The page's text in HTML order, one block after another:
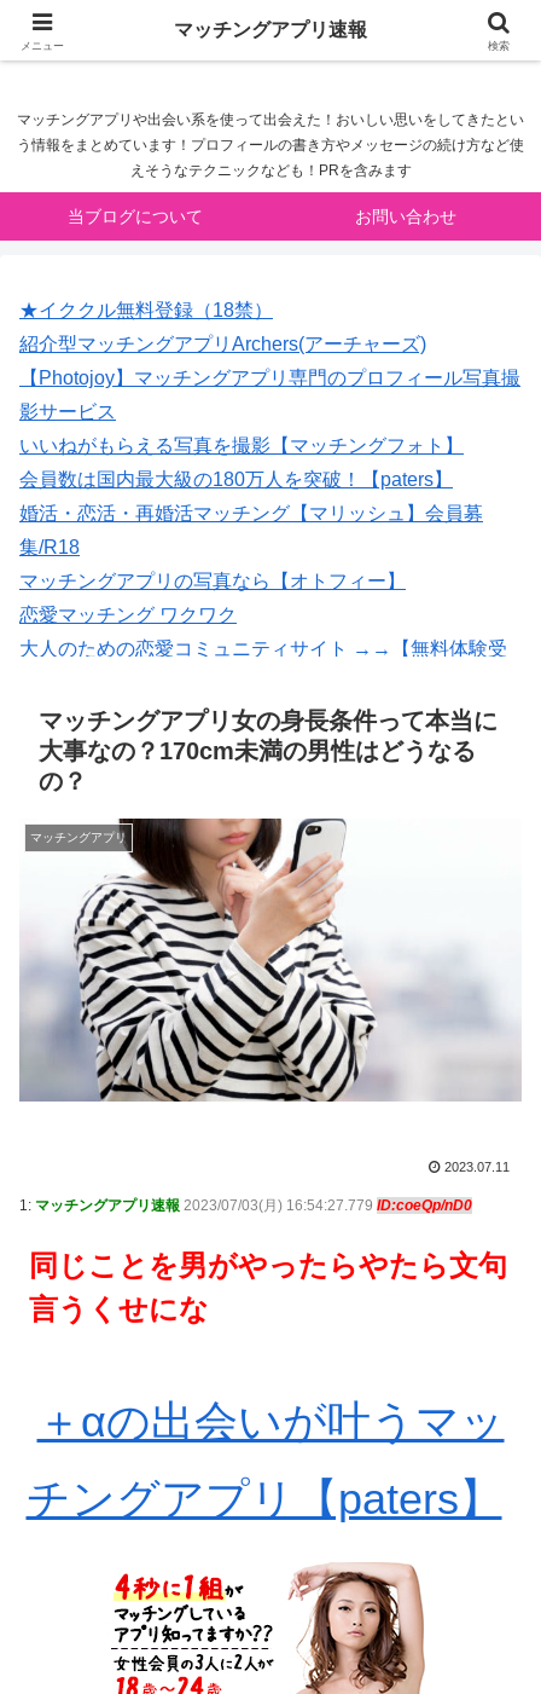
マッチングアプリ速報
マッチングアプリや出会い系を使って出会えた！おいしい思いをしてきたとい
う情報をまとめています！プロフィールの書き方やメッセージの続け方など使
えそうなテクニックなども！PRを含みます
当ブログについて お問い合わせ
★イククル無料登録（18禁）
紹介型マッチングアプリArchers(アーチャーズ)
【Photojoy】マッチングアプリ専門のプロフィール写真撮
影サービス
いいねがもらえる写真を撮影【マッチングフォト】
会員数は国内最大級の180万人を突破！【paters】
婚活・恋活・再婚活マッチング【マリッシュ】会員募
集/R18
マッチングアプリの写真なら【オトフィー】
恋愛マッチング ワクワク
大人のための恋愛コミュニティサイト →→【無料体験受
出会いマッチングサイトPCMAX(18禁)
マッチングアプリ女の身長条件って本当に
大事なの？170cm未満の男性はどうなる
の？
マッチングアプリ
2023.07.11
1: マッチングアプリ速報 2023/07/03(月) 16:54:27.779 ID:coeQp/nD0
同じことを男がやったらやたら文句
言うくせにな
＋αの出会いが叶うマッ
チングアプリ【paters】
メニュー
マッチングアプリ速報
検索